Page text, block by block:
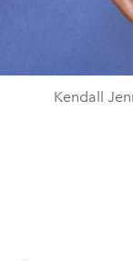
Kendall